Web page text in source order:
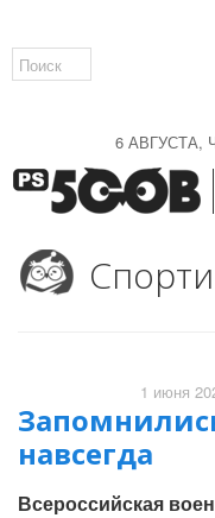
6 АВГУСТА,
1 июня
навсегда
Всероссийская